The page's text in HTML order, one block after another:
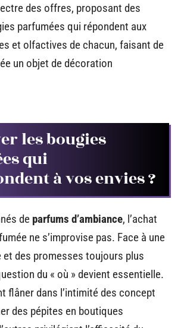
des offres, proposant des
parfumées qui répondent aux
et olfactives de chacun, faisant de
un objet de décoration
les bougies
qui
à vos envies ?
de parfums d’ambiance, l’achat
ne s’improvise pas. Face à une
des promesses toujours plus
du « où » devient essentielle.
flâner dans l’intimité des concept
des pépites en boutiques